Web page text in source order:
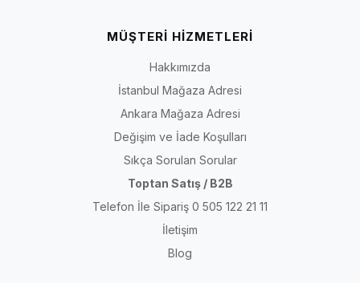
MÜŞTERİ HİZMETLERİ
Hakkımızda
İstanbul Mağaza Adresi
Ankara Mağaza Adresi
Değişim ve İade Koşulları
Sıkça Sorulan Sorular
Toptan Satış / B2B
Telefon İle Sipariş 0 505 122 21 11
İletişim
Blog